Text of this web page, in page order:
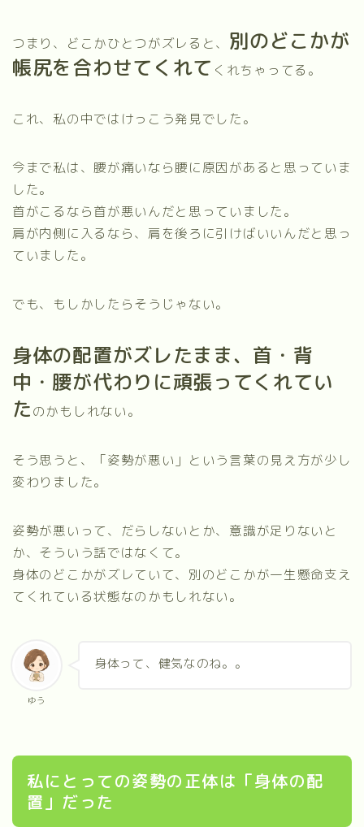
つまり、どこかひとつがズレると、 別のどこかが
帳尻を合わせてくれて くれちゃってる。
これ、私の中ではけっこう発見でした。
今まで私は、腰が痛いなら腰に原因があると思っていま
した。
首がこるなら首が悪いんだと思っていました。
肩が内側に入るなら、肩を後ろに引けばいいんだと思っ
ていました。
でも、もしかしたらそうじゃない。
身体の配置がズレたまま、首・背
中・腰が代わりに頑張ってくれてい
たのかもしれない。
そう思うと、「姿勢が悪い」という言葉の見え方が少し
変わりました。
姿勢が悪いって、だらしないとか、意識が足りないと
か、そういう話ではなくて。
身体のどこかがズレていて、別のどこかが一生懸命支え
てくれている状態なのかもしれない。
ゆう
身体って、健気なのね。。
私にとっての姿勢の正体は「身体の配
置」だった